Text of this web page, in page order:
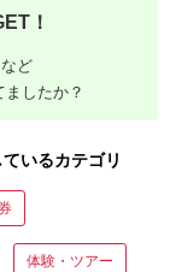
！
ど
したか？
いるカテゴリ
体験・ツアー